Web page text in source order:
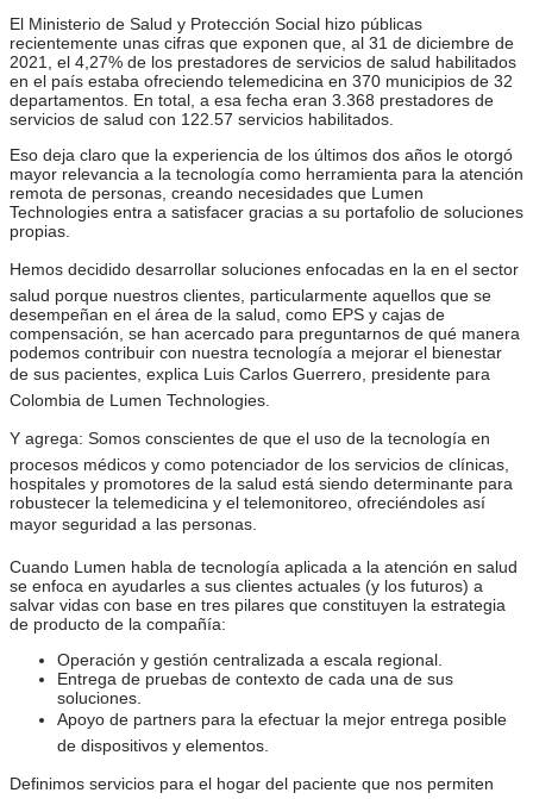
El Ministerio de Salud y Protección Social hizo públicas
recientemente unas cifras que exponen que, al 31 de diciembre de
2021, el 4,27% de los prestadores de servicios de salud habilitados
en el país estaba ofreciendo telemedicina en 370 municipios de 32
departamentos. En total, a esa fecha eran 3.368 prestadores de
servicios de salud con 122.57 servicios habilitados.
Eso deja claro que la experiencia de los últimos dos años le otorgó
mayor relevancia a la tecnología como herramienta para la atención
remota de personas, creando necesidades que Lumen
Technologies entra a satisfacer gracias a su portafolio de soluciones
propias.
Hemos decidido desarrollar soluciones enfocadas en la en el sector
salud porque nuestros clientes, particularmente aquellos que se
desempeñan en el área de la salud, como EPS y cajas de
compensación, se han acercado para preguntarnos de qué manera
podemos contribuir con nuestra tecnología a mejorar el bienestar
de sus pacientes, explica Luis Carlos Guerrero, presidente para
Colombia de Lumen Technologies.
Y agrega: Somos conscientes de que el uso de la tecnología en
procesos médicos y como potenciador de los servicios de clínicas,
hospitales y promotores de la salud está siendo determinante para
robustecer la telemedicina y el telemonitoreo, ofreciéndoles así
mayor seguridad a las personas.
Cuando Lumen habla de tecnología aplicada a la atención en salud
se enfoca en ayudarles a sus clientes actuales (y los futuros) a
salvar vidas con base en tres pilares que constituyen la estrategia
de producto de la compañía:
Operación y gestión centralizada a escala regional.
Entrega de pruebas de contexto de cada una de sus
soluciones.
Apoyo de partners para la efectuar la mejor entrega posible
de dispositivos y elementos.
Definimos servicios para el hogar del paciente que nos permiten